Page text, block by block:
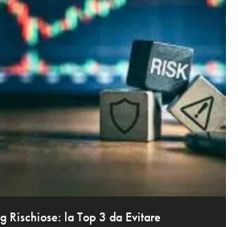
Rischiose: la Top 3 da Evitare